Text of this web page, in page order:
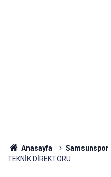
Anasayfa Samsunspor
TEKNİK DİREKTÖRÜ